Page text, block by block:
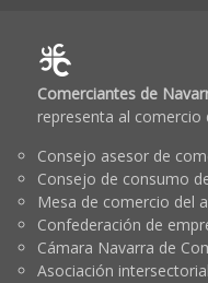
Comerciantes de
representa al comercio
Consejo asesor de
Consejo de consumo
Mesa de comercio del
Confederación de
Cámara Navarra de
Asociación